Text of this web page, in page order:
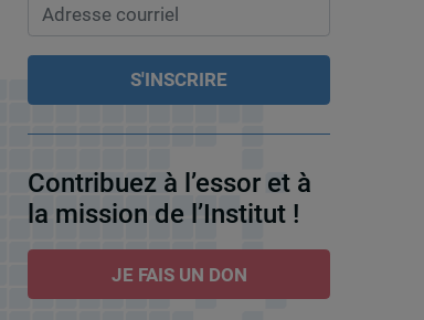
Contribuez à l’essor et à
la mission de l’Institut !
JE FAIS UN DON